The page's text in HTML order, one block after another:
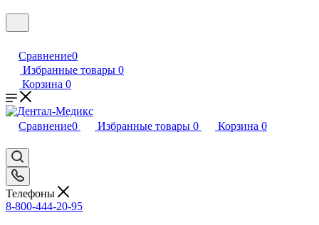
Сравнение0
Избранные товары 0
Корзина 0
Сравнение0 Избранные товары 0 Корзина 0
Телефоны
8-800-444-20-95